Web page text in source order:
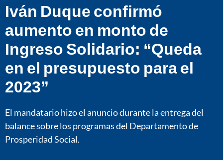
Iván Duque confirmó
aumento en monto de
Ingreso Solidario: “Queda
en el presupuesto para el
2023”
El mandatario hizo el anuncio durante la entrega del
balance sobre los programas del Departamento de
Prosperidad Social.